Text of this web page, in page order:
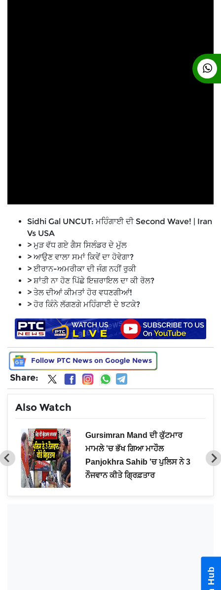
Sidhi Gal UNCUT: ਮਹਿੰਗਾਈ ਦੀ Second Wave! | Iran
Vs USA
> ਮੁੜ ਵੱਧ ਗਏ ਗੈਸ ਸਿਲੰਡਰ ਦੇ ਮੁੱਲ
> ਆਉਣ ਵਾਲਾ ਸਮਾਂ ਕਿਵੇਂ ਦਾ ਹੋਵੇਗਾ?
> ਈਰਾਨ-ਅਮਰੀਕਾ ਦੀ ਜੰਗ ਨਹੀਂ ਰੁਕੀ
> ਸ਼ਾਂਤੀ ਨਾ ਹੋਣ ਪਿੱਛੇ ਇਜ਼ਰਾਇਲ ਦਾ ਕੀ ਰੋਲ?
> ਤੇਲ ਦੀਆਂ ਕੀਮਤਾਂ ਹੋਰ ਵਧਣਗੀਆਂ!
> ਹੋਰ ਕਿੰਨੇ ਲੱਗਣਗੇ ਮਹਿੰਗਾਈ ਦੇ ਝਟਕੇ?
Follow PTC News on Google News
Share:
Also Watch
Gursimran Mand ਦੀ ਕੁੱਟਮਾਰ
ਮਾਮਲੇ 'ਚ ਭੱਖ ਗਿਆ ਮਾਹੌਲ
Panjokhra Sahib 'ਚ ਪੁਲਿਸ ਨੇ 3
ਨੌਜਵਾਨ ਕੀਤੇ ਗ੍ਰਿਫ਼ਤਾਰ